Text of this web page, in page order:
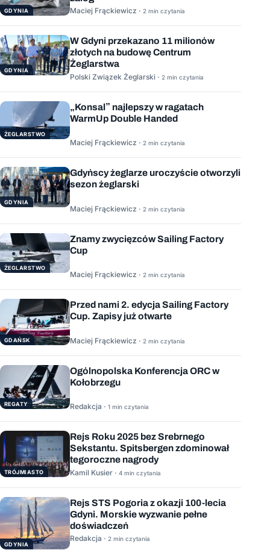
GDYNIA Maciej Frąckiewicz · 2 min czytania
GDYNIA
W Gdyni przekazano 11 milionów
złotych na budowę Centrum
Żeglarstwa
Polski Związek Żeglarski · 2 min czytania
ŻEGLARSTWO
„Konsal” najlepszy w ragatach
WarmUp Double Handed
Maciej Frąckiewicz · 2 min czytania
GDYNIA
Gdyńscy żeglarze uroczyście otworzyli
sezon żeglarski
Maciej Frąckiewicz · 2 min czytania
ŻEGLARSTWO
Znamy zwycięzców Sailing Factory
Cup
Maciej Frąckiewicz · 2 min czytania
GDAŃSK
Przed nami 2. edycja Sailing Factory
Cup. Zapisy już otwarte
Maciej Frąckiewicz · 2 min czytania
REGATY
Ogólnopolska Konferencja ORC w
Kołobrzegu
Redakcja · 1 min czytania
TRÓJMIASTO
Rejs Roku 2025 bez Srebrnego
Sekstantu. Spitsbergen zdominował
tegoroczne nagrody
Kamil Kusier · 4 min czytania
GDYNIA
Rejs STS Pogoria z okazji 100-lecia
Gdyni. Morskie wyzwanie pełne
doświadczeń
Redakcja · 2 min czytania